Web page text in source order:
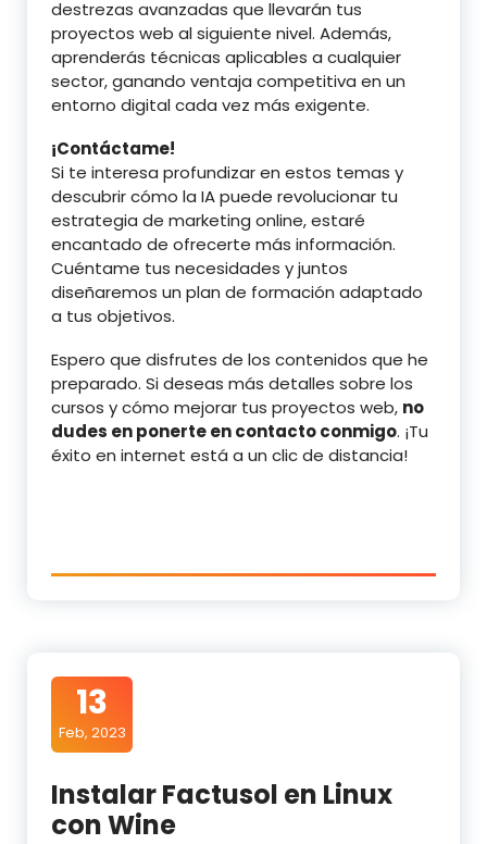
destrezas avanzadas que llevarán tus
proyectos web al siguiente nivel. Además,
aprenderás técnicas aplicables a cualquier
sector, ganando ventaja competitiva en un
entorno digital cada vez más exigente.
¡Contáctame!
Si te interesa profundizar en estos temas y
descubrir cómo la IA puede revolucionar tu
estrategia de marketing online, estaré
encantado de ofrecerte más información.
Cuéntame tus necesidades y juntos
diseñaremos un plan de formación adaptado
a tus objetivos.
Espero que disfrutes de los contenidos que he
preparado. Si deseas más detalles sobre los
cursos y cómo mejorar tus proyectos web, no
dudes en ponerte en contacto conmigo. ¡Tu
éxito en internet está a un clic de distancia!
13
Feb, 2023
Instalar Factusol en Linux
con Wine